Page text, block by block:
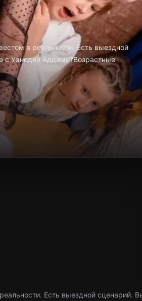
в реальности. Есть выездной
с Уэнсдей Аддамс?Возрастные
Есть выездной сценарий.